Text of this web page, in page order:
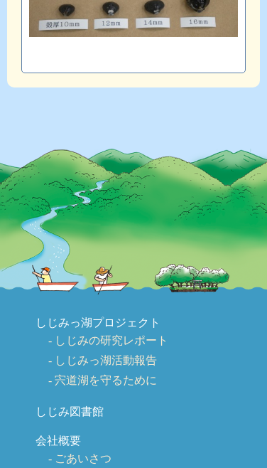
しじみっ湖プロジェクト
しじみの研究レポート
しじみっ湖活動報告
宍道湖を守るために
しじみ図書館
会社概要
ごあいさつ